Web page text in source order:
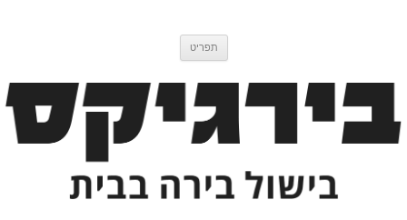
תפריט